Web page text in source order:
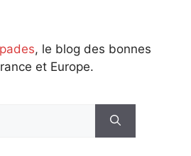
, le blog des bonnes
et Europe.